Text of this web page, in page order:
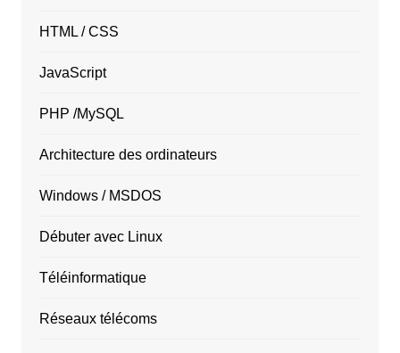
HTML / CSS
JavaScript
PHP /MySQL
Architecture des ordinateurs
Windows / MSDOS
Débuter avec Linux
Téléinformatique
Réseaux télécoms